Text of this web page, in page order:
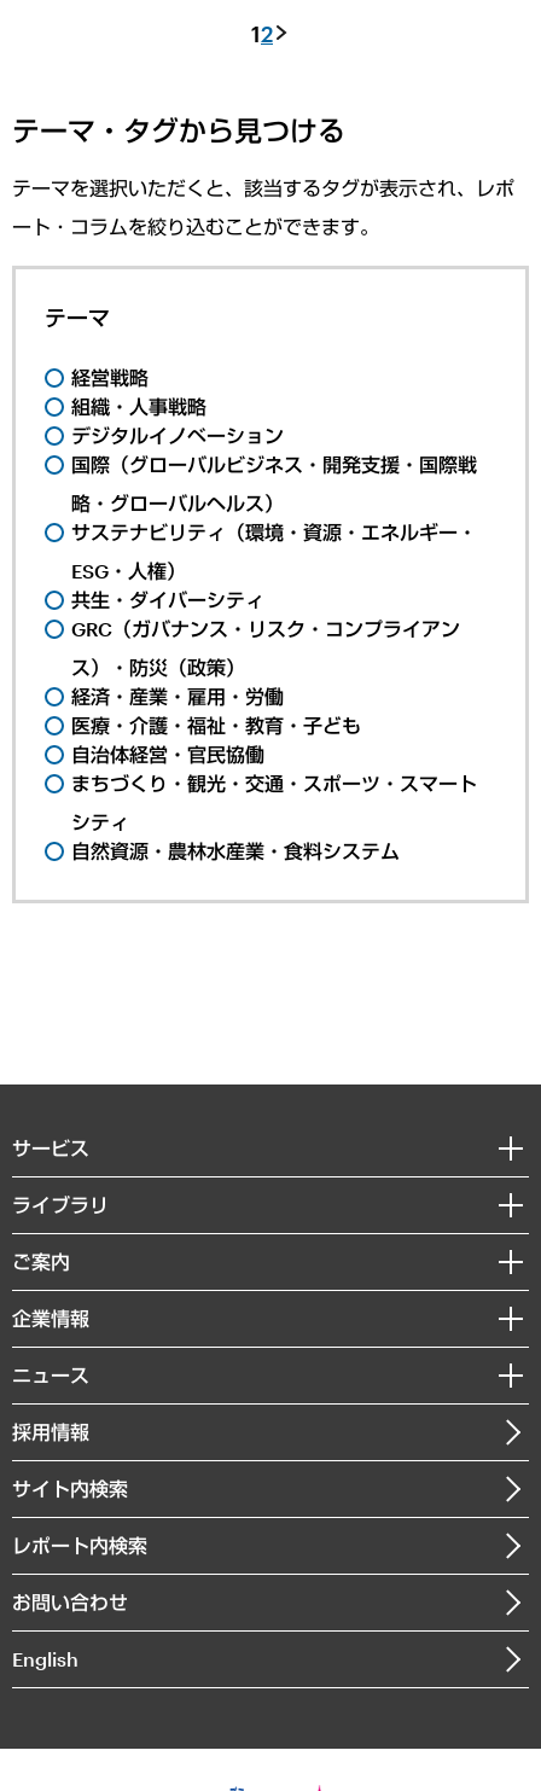
12
テーマ・タグから見つける
テーマを選択いただくと、該当するタグが表示され、レポ
ート・コラムを絞り込むことができます。
テーマ
経営戦略
組織・人事戦略
デジタルイノベーション
国際（グローバルビジネス・開発支援・国際戦
略・グローバルヘルス）
サステナビリティ（環境・資源・エネルギー・
ESG・人権）
共生・ダイバーシティ
GRC（ガバナンス・リスク・コンプライアン
ス）・防災（政策）
経済・産業・雇用・労働
医療・介護・福祉・教育・子ども
自治体経営・官民協働
まちづくり・観光・交通・スポーツ・スマート
シティ
自然資源・農林水産業・食料システム
サービス
経営戦略
組織・人事戦略
デジタルイノベーション
共生・ダイバーシティ
GRC（ガバナンス・リスク・コンプライアンス）・防災（政策）
経済・産業・雇用・労働
まちづくり・観光・交通・スポーツ・スマートシティ
自然資源・農林水産業・食料システム
ライブラリ
経済調査
レポート
コラム
経営用語集
受託・受注実績（官公庁関連）
メディア掲載・出演
ご案内
セミナー・イベント情報
MUFGビジネスセミナー
受託案件情報
企業情報
私たちの想い
社長メッセージ
会社概要
沿革
組織図・本部部室紹介
インドネシア現地法人
個人情報保護方針
ニュース
ニュースリリース
お知らせ
採用情報
サイト内検索
レポート内検索
お問い合わせ
English